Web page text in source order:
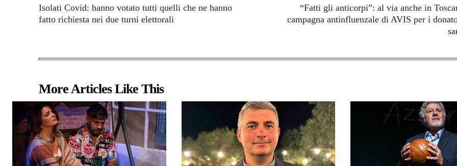
Isolati Covid: hanno votato tutti quelli che ne hanno
fatto richiesta nei due turni elettorali
“Fatti gli anticorpi”: al via anche in
campagna antinfluenzale di AVIS per i
More Articles Like This